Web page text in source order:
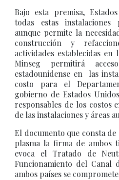
Bajo esta premisa,
todas estas instalaciones
aunque permite la
construcción y
actividades establecidas en
Minseg permitirá
estadounidense en las
costo para el
gobierno de Estados
responsables de los
de las instalaciones y áreas
El documento que consta
plasma la firma de ambos
evoca el Tratado de
Funcionamiento del Canal
ambos países se